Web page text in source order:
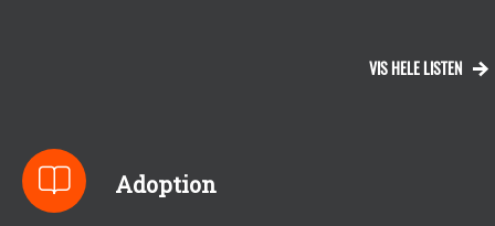
VIS HELE LISTEN
Adoption